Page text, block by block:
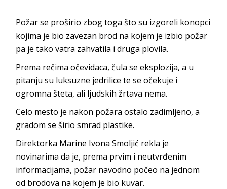
Požar se proširio zbog toga što su izgoreli konopci
kojima je bio zavezan brod na kojem je izbio požar
pa je tako vatra zahvatila i druga plovila.
Prema rečima očevidaca, čula se eksplozija, a u
pitanju su luksuzne jedrilice te se očekuje i
ogromna šteta, ali ljudskih žrtava nema.
Celo mesto je nakon požara ostalo zadimljeno, a
gradom se širio smrad plastike.
Direktorka Marine Ivona Smoljić rekla je
novinarima da je, prema prvim i neutvrđenim
informacijama, požar navodno počeo na jednom
od brodova na kojem je bio kuvar.